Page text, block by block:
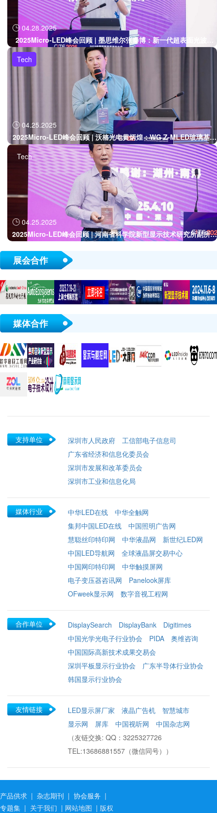
 04.28.2025
2025Micro-LED峰会回顾 | 墨思维尔张秦博：新一代超表面光波导
加速AR显示技术革
Tech
 04.25.2025
2025Micro-LED峰会回顾 | 沃格光电黄炳煌：WG Z-MLED玻璃基精
准光源BLU新型显示应用
Tech
 04.25.2025
2025Micro-LED峰会回顾 | 河南省科学院新型显示技术研究所副所长
伍世虔：人眼视觉交互技术
展会合作
媒体合作
支持单位 深圳市人民政府
工信部电子信息司
广东省经济和信息化委员会
深圳市发展和改革委员会
深圳市工业和信息化局
媒体行业 中华LED在线
中华全触网
集邦中国LED在线
中国照明广告网
慧聪丝印特印网
中华液晶网
新世纪LED网
中国LED导航网
全球液晶屏交易中心
中国网印特印网
中华触摸屏网
电子变压器咨讯网
Panelook屏库
OFweek显示网
数字音视工程网
合作单位 DisplaySearch DisplayBank
Digitimes
中国光学光电子行业协会
PIDA
奥维咨询
中国国际高新技术成果交易会
深圳平板显示行业协会
广东半导体行业协会
韩国显示行业协会
友情链接 LED显示屏厂家 液晶广告机
智慧城市
显示网
屏库 中国视听网
中国杂志网
（友链交换: QQ：3225327726
TEL:13686881557（微信同号））
产品供求 | 杂志期刊 | 协会服务 |
专题集 | 关于我们 | 网站地图 | 版权